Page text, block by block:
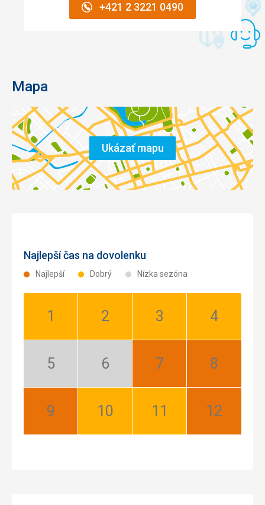
+421 2 3221 0490
Mapa
Ukázať mapu
Najlepší čas na dovolenku
Najlepší Dobrý Nízka sezóna
Január:
Február:
Marec:
Apríl:
Máj:
Jún:
Júl:
August:
September:
Október:
November:
December: